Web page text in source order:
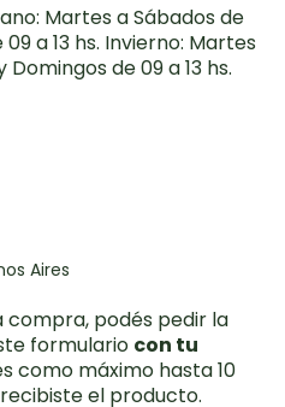
Martes a Sábados de
a 13 hs. Invierno: Martes
Domingos de 09 a 13 hs.
Aires
compra, podés pedir la
formulario con tu
como máximo hasta 10
el producto.